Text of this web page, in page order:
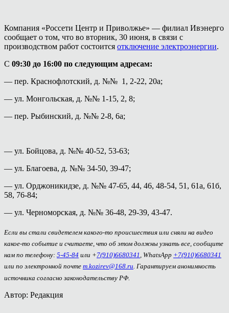
Компания «Россети Центр и Приволжье» — филиал Ивэнерго
сообщает о том, что во вторник, 30 июня, в связи с
производством работ состоится отключение электроэнергии.
С 09:30 до 16:00 по следующим адресам:
— пер. Краснофлотский, д. №№ 1, 2-22, 20а;
— ул. Монгольская, д. №№ 1-15, 2, 8;
— пер. Рыбинский, д. №№ 2-8, 6а;
— ул. Бойцова, д. №№ 40-52, 53-63;
— ул. Благоева, д. №№ 34-50, 39-47;
— ул. Орджоникидзе, д. №№ 47-65, 44, 46, 48-54, 51, 61а, 61б,
58, 76-84;
— ул. Черноморская, д. №№ 36-48, 29-39, 43-47.
Если вы стали свидетелем какого-то происшествия или сняли на видео
какое-то событие и считаете, что об этом должны узнать все, сообщите
нам по телефону: 5-45-84 или +7(910)6680341 , WhatsApp +7(910)6680341
или по электронной почте m.kozirev@168.ru. Гарантируем анонимность
источника согласно законодательству РФ.
Автор: Редакция